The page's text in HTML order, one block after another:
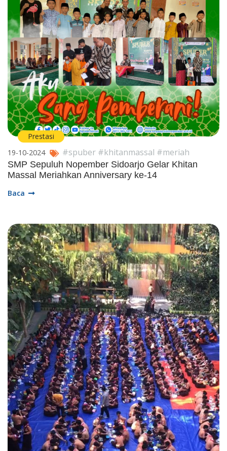
Prestasi
19-10-2024
#spuber #khitanmassal #meriah
SMP Sepuluh Nopember Sidoarjo Gelar Khitan
Massal Meriahkan Anniversary ke-14
Baca